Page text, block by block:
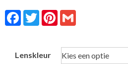
Facebook
TwitterPinterest
Lenskleur